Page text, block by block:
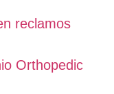
reclamos
Orthopedic